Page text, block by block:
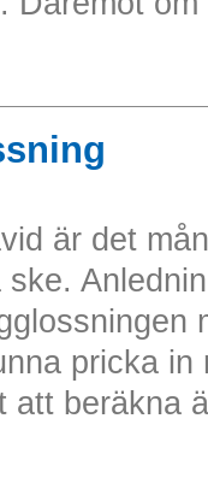
är det
pricka
att beräkna